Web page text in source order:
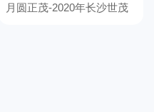
月圆正茂-2020年长沙世茂